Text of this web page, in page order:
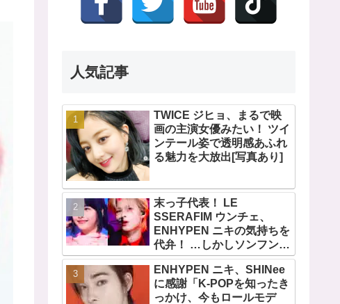
人気記事
TWICE ジヒョ、まるで映
画の主演女優みたい！ ツイ
ンテール姿で透明感あふれ
る魅力を大放出[写真あり]
末っ子代表！ LE
SSERAFIM ウンチェ、
ENHYPEN ニキの気持ちを
代弁！ …しかしソンフンは
全否定「うちの末っ子は違
います」・・ かわいすぎる
２人の会話に爆笑
ENHYPEN ニキ、SHINee
に感謝「K-POPを知ったき
っかけ、今もロールモデ